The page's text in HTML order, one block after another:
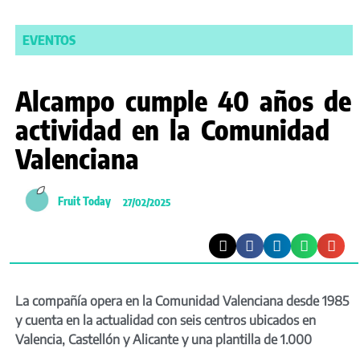
EVENTOS
Alcampo cumple 40 años de
actividad en la Comunidad
Valenciana
Fruit Today 27/02/2025
La compañía opera en la Comunidad Valenciana desde 1985
y cuenta en la actualidad con seis centros ubicados en
Valencia, Castellón y Alicante y una plantilla de 1.000